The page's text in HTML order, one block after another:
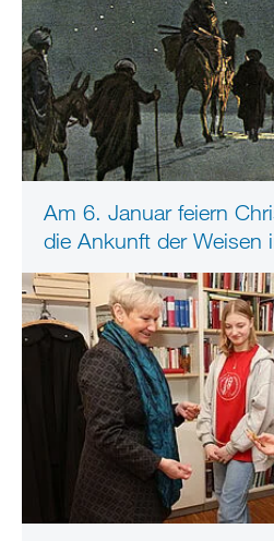
Am 6. Januar feiern
die Ankunft der Weisen